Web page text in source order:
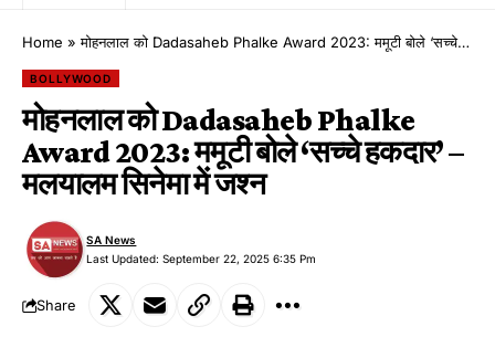
Home »मोहनलाल को Dadasaheb Phalke Award 2023: ममूटी बोले ‘सच्चे हकदार’ – मलयालम सिनेमा में जश्न
BOLLYWOOD
मोहनलाल को Dadasaheb Phalke
Award 2023: ममूटी बोले ‘सच्चे हकदार’ –
मलयालम सिनेमा में जश्न
Last Updated: September 22, 2025 6:35 Pm
SA News
Share